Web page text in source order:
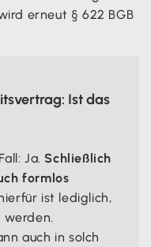
erneut § 622 BGB
Ist das
Ja. Schließlich
formlos
ist lediglich,
werden.
auch in solch